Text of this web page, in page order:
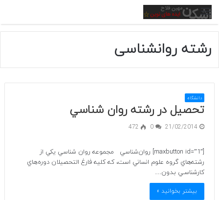
منو
رشته روانشناسی
دانشگاه
تحصیل در رشته روان شناسي
21/02/2014
0
472
[maxbutton id=”1″] روان‌شناسي مجموعه روان شناسي يكي از
رشته‌هاي گروه علوم انساني است، كه كليه فارغ التحصيلان دوره‌هاي
كارشناسـي بـدون…
بیشتر بخوانید »